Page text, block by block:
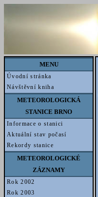
MENU
Úvodní stránka
Návštěvní kniha
METEOROLOGICKÁ
STANICE BRNO
Informace o stanici
Aktuální stav počasí
Rekordy stanice
METEOROLOGICKÉ
ZÁZNAMY
Rok 2002
Rok 2003